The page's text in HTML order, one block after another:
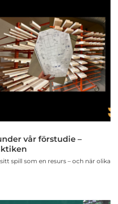
vår förstudie –
spill som en resurs – och när olika